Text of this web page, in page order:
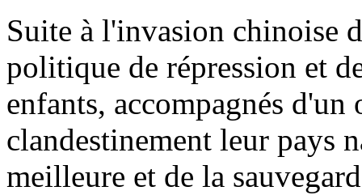
Suite à l'invasion chinoise
politique de répression et
enfants, accompagnés
clandestinement leur pays
meilleure et de la